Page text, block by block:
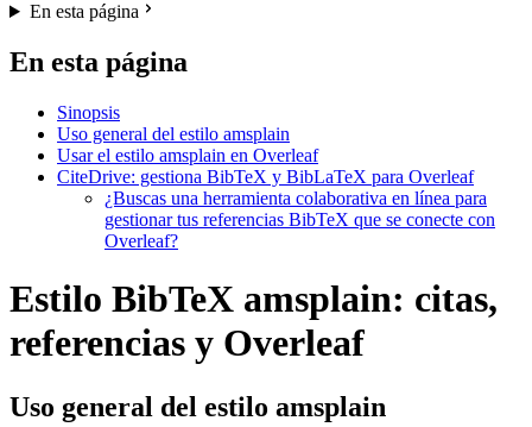
En esta página
En esta página
Sinopsis
Uso general del estilo amsplain
Usar el estilo amsplain en Overleaf
CiteDrive: gestiona BibTeX y BibLaTeX para Overleaf
¿Buscas una herramienta colaborativa en línea para
gestionar tus referencias BibTeX que se conecte con
Overleaf?
Estilo BibTeX amsplain: citas,
referencias y Overleaf
Uso general del estilo amsplain